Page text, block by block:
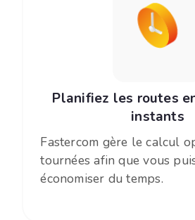
Planifiez les routes
instants
Fastercom gère le calcul
tournées afin que vous
économiser du temps.